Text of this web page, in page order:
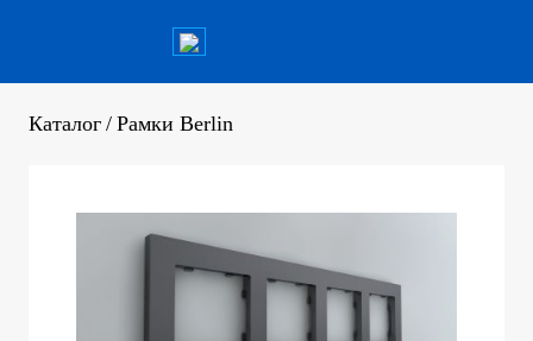
Каталог / Рамки Berlin